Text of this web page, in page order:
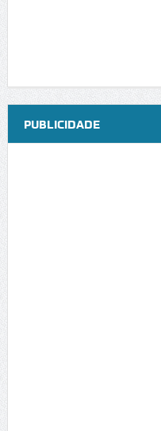
PUBLICIDADE